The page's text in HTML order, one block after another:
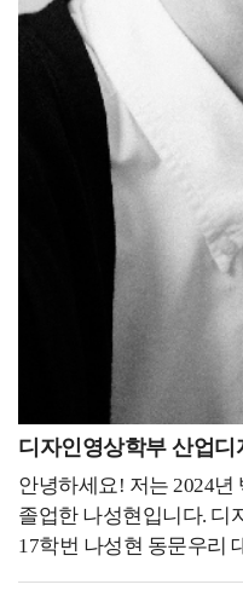
디자인영상학부 산업
안녕하세요! 저는 2024
졸업한 나성현입니다. 디
17학번 나성현 동문우리
사용성을 테스트할 수 있